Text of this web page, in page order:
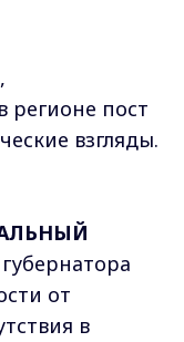
пост
взгляды.
от
в